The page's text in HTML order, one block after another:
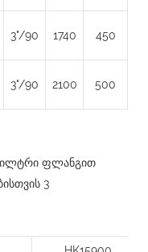
3"/90 1740 450
3"/90 2100 500